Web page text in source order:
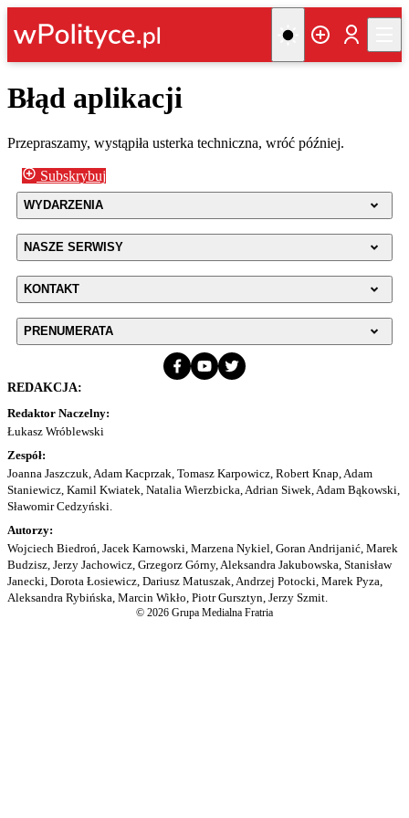
Błąd aplikacji
Przepraszamy, wystąpiła usterka techniczna, wróć później.
Subskrybuj
WYDARZENIA
NASZE SERWISY
KONTAKT
PRENUMERATA
REDAKCJA:
Redaktor Naczelny:
Łukasz Wróblewski
Zespół:
Joanna Jaszczuk, Adam Kacprzak, Tomasz Karpowicz, Robert Knap, Adam
Staniewicz, Kamil Kwiatek, Natalia Wierzbicka, Adrian Siwek, Adam Bąkowski,
Sławomir Cedzyński.
Autorzy:
Wojciech Biedroń, Jacek Karnowski, Marzena Nykiel, Goran Andrijanić, Marek
Budzisz, Jerzy Jachowicz, Grzegorz Górny, Aleksandra Jakubowska, Stanisław
Janecki, Dorota Łosiewicz, Dariusz Matuszak, Andrzej Potocki, Marek Pyza,
Aleksandra Rybińska, Marcin Wikło, Piotr Gursztyn, Jerzy Szmit.
© 2026 Grupa Medialna Fratria